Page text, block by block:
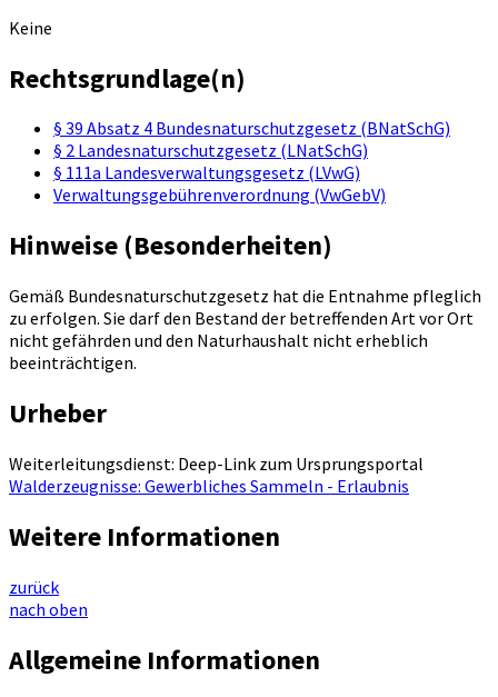
Keine
Rechtsgrundlage(n)
§ 39 Absatz 4 Bundesnaturschutzgesetz (BNatSchG)
§ 2 Landesnaturschutzgesetz (LNatSchG)
§ 111a Landesverwaltungsgesetz (LVwG)
Verwaltungsgebührenverordnung (VwGebV)
Hinweise (Besonderheiten)
Gemäß Bundesnaturschutzgesetz hat die Entnahme pfleglich
zu erfolgen. Sie darf den Bestand der betreffenden Art vor Ort
nicht gefährden und den Naturhaushalt nicht erheblich
beeinträchtigen.
Urheber
Weiterleitungsdienst: Deep-Link zum Ursprungsportal
Walderzeugnisse: Gewerbliches Sammeln - Erlaubnis
Weitere Informationen
zurück
nach oben
Allgemeine Informationen